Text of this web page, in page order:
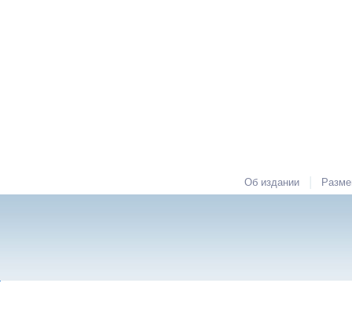
Об издании |